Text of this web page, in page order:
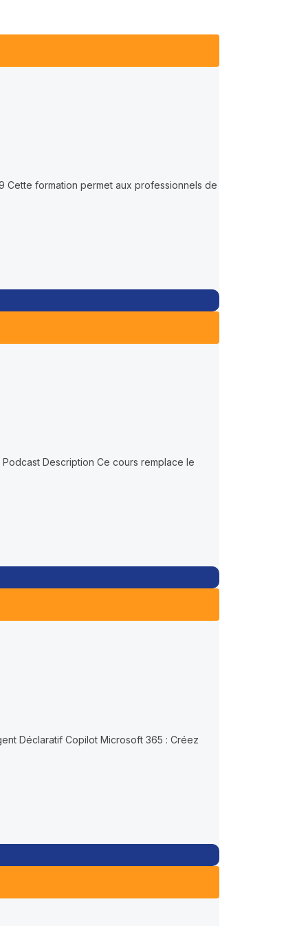
Cette formation permet aux professionnels de
Podcast Description Ce cours remplace le
Déclaratif Copilot Microsoft 365 : Créez